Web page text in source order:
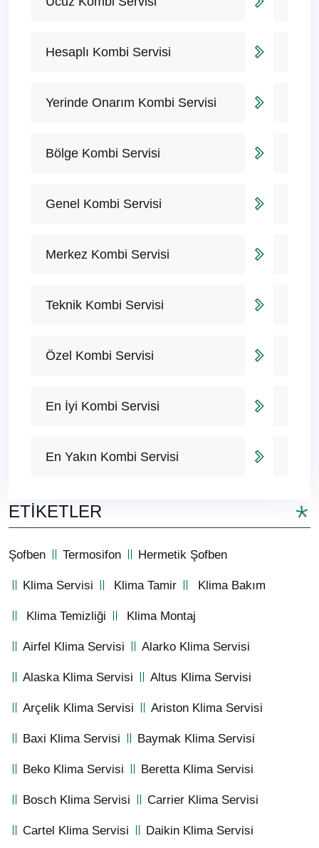
Hesaplı Kombi Servisi
Yerinde Onarım Kombi Servisi
Bölge Kombi Servisi
Genel Kombi Servisi
Merkez Kombi Servisi
Teknik Kombi Servisi
Özel Kombi Servisi
En İyi Kombi Servisi
En Yakın Kombi Servisi
ETIKETLER
Şofben Termosifon Hermetik Şofben
Klima Servisi Klima Tamir Klima Bakım
Klima Temizliği Klima Montaj
Airfel Klima Servisi Alarko Klima Servisi
Alaska Klima Servisi Altus Klima Servisi
Arçelik Klima Servisi Ariston Klima Servisi
Baxi Klima Servisi Baymak Klima Servisi
Beko Klima Servisi Beretta Klima Servisi
Bosch Klima Servisi Carrier Klima Servisi
Cartel Klima Servisi Daikin Klima Servisi